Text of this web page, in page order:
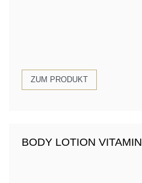
ZUM PRODUKT
BODY LOTION VITAMIN